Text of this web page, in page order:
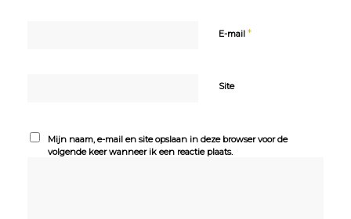
E-mail *
Site
Mijn naam, e-mail en site opslaan in deze browser voor de
volgende keer wanneer ik een reactie plaats.